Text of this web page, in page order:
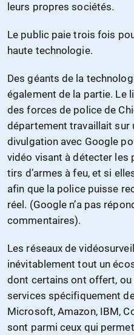
leurs propres sociétés.
Le public paie trois fois
haute technologie.
Des géants de la
également de la partie. Le
des forces de police de
département travaillait sur
divulgation avec Google
vidéo visant à détecter les
tirs d’armes à feu, et si
afin que la police puisse
réel. (Google n’a pas
commentaires).
Les réseaux de
inévitablement tout un
dont certains ont offert,
services spécifiquement
Microsoft, Amazon, IBM,
sont parmi ceux qui